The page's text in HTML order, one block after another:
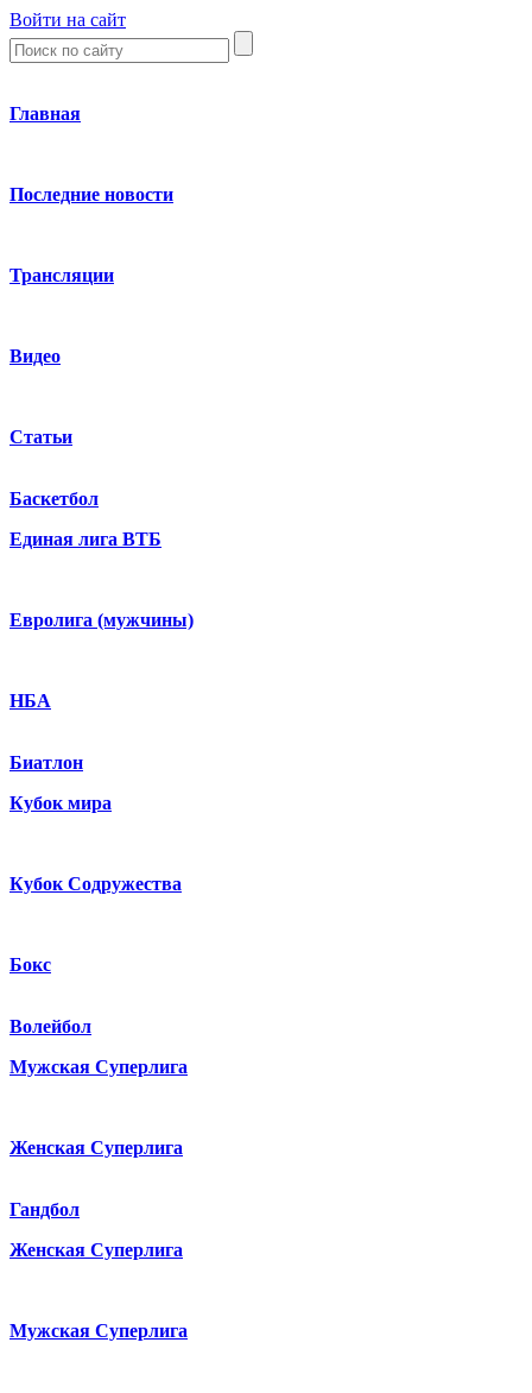
Войти на сайт
Главная
Последние новости
Трансляции
Видео
Статьи
Баскетбол
Единая лига ВТБ
Евролига (мужчины)
НБА
Биатлон
Кубок мира
Кубок Содружества
Бокс
Волейбол
Мужская Суперлига
Женская Суперлига
Гандбол
Женская Суперлига
Мужская Суперлига